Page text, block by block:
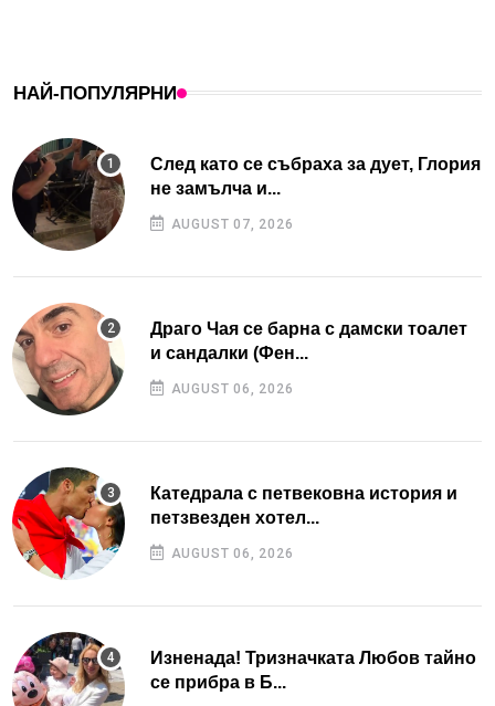
НАЙ-ПОПУЛЯРНИ
След като се събраха за дует, Глория
не замълча и...
AUGUST 07, 2026
Драго Чая се барна с дамски тоалет
и сандалки (Фен...
AUGUST 06, 2026
Катедрала с петвековна история и
петзвезден хотел...
AUGUST 06, 2026
Изненада! Тризначката Любов тайно
се прибра в Б...